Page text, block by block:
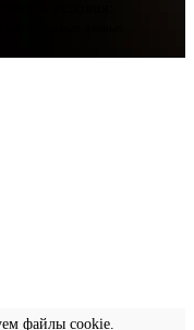
файлы cookie.